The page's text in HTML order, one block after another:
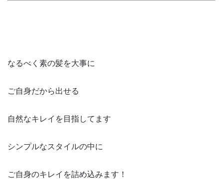
なるべく素の髪を大事に
ご自身だから出せる
自然なキレイを目指してます
シンプルなスタイルの中に
ご自身のキレイを詰め込みます！